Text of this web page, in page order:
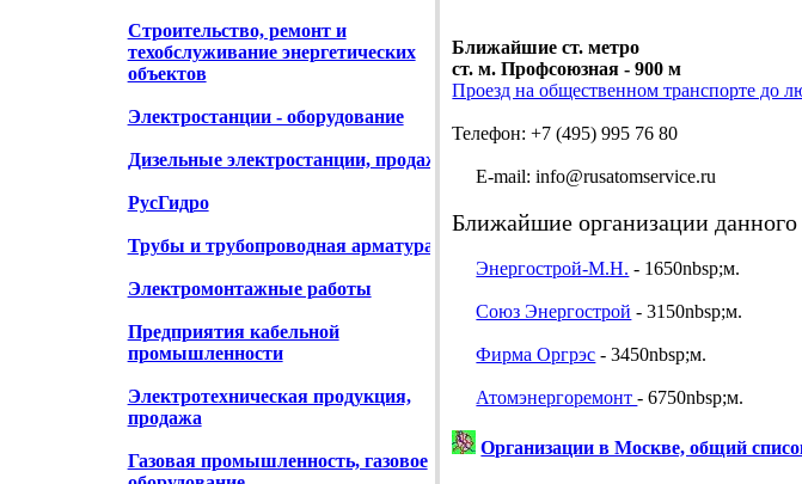
Строительство, ремонт и
техобслуживание энергетических
объектов
Электростанции - оборудование
Дизельные электростанции, продажа
РусГидро
Трубы и трубопроводная арматура
Электромонтажные работы
Предприятия кабельной
промышленности
Электротехническая продукция,
продажа
Газовая промышленность, газовое
Ближайшие ст. метро
ст. м. Профсоюзная - 900 м
Проезд на общественном транспорте до
Телефон: +7 (495) 995 76 80
E-mail: info@rusatomservice.ru
Ближайшие организации
Энергострой-М.Н. - 1650nbsp;м.
Союз Энергострой - 3150nbsp;м.
Фирма Оргрэс - 3450nbsp;м.
Атомэнергоремонт- 6750nbsp;м.
Организации в Москве, общий